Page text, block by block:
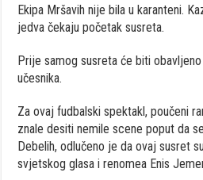
Ekipa Mršavih nije bila u karanteni.
jedva čekaju početak susreta.
Prije samog susreta će biti
učesnika.
Za ovaj fudbalski spektakl, poučeni
znale desiti nemile scene poput da
Debelih, odlučeno je da ovaj susret
svjetskog glasa i renomea Enis